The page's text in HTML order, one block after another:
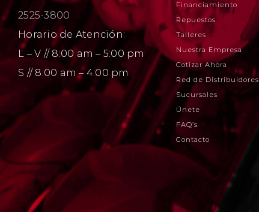
2525-3800
Horario de Atención:
L – V // 8:00 am – 5:00 pm
S // 8:00 am – 4:00 pm
Financiamiento
Repuestos
Talleres
Nuestra Empresa
Cotizar Ahora
Red de Distribuidores
Sucursales
Únete
FAQ’s
Contacto